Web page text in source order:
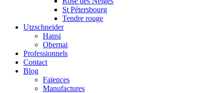
St Pétersbourg
Tendre rouge
Utzschneider
Hansi
Obernai
Professionnels
Contact
Blog
Faïences
Manufactures